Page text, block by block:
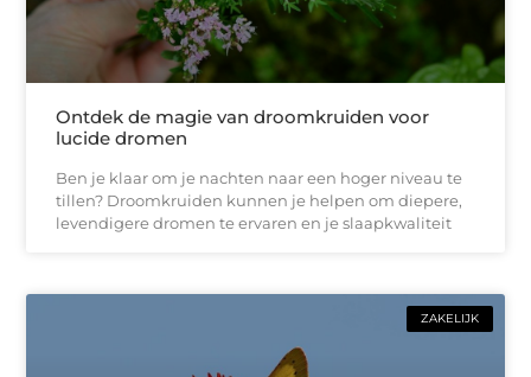
Ontdek de magie van droomkruiden voor
lucide dromen
Ben je klaar om je nachten naar een hoger niveau te
tillen? Droomkruiden kunnen je helpen om diepere,
levendigere dromen te ervaren en je slaapkwaliteit
ZAKELIJK